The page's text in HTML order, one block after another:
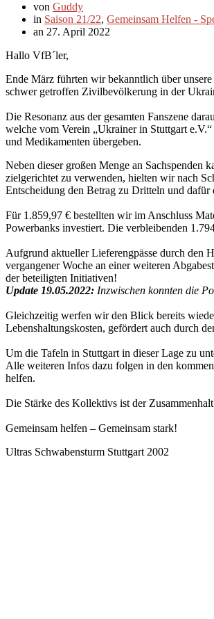
von Guddy
in Saison 21/22, Gemeinsam Helfen -
an 27. April 2022
Hallo VfB´ler,
Ende März führten wir bekanntlich über
schwer getroffen Zivilbevölkerung in der
Die Resonanz aus der gesamten Fanszene
welche vom Verein „Ukrainer in Stuttgart
und Medikamenten übergeben.
Neben dieser großen Menge an Sachspenden
zielgerichtet zu verwenden, hielten wir nach
Entscheidung den Betrag zu Dritteln und
Für 1.859,97 € bestellten wir im Anschluss
Powerbanks investiert. Die verbleibenden
Aufgrund aktueller Lieferengpässe durch den
vergangener Woche an einer weiteren
der beteiligten Initiativen!
Update 19.05.2022: Inzwischen konnten die
Gleichzeitig werfen wir den Blick bereits
Lebenshaltungskosten, gefördert auch durch
Um die Tafeln in Stuttgart in dieser Lage zu
Alle weiteren Infos dazu folgen in den
helfen.
Die Stärke des Kollektivs ist der
Gemeinsam helfen – Gemeinsam stark!
Ultras Schwabensturm Stuttgart 2002